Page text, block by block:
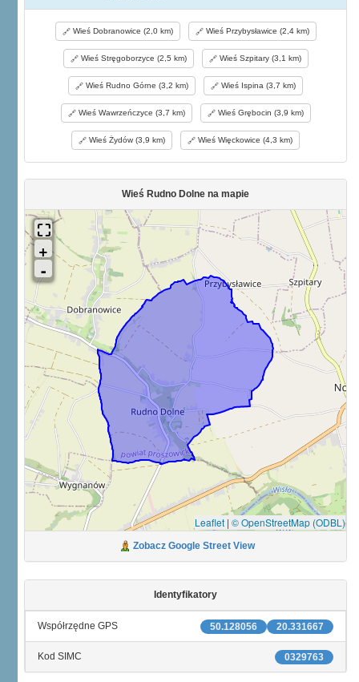
Wieś Dobranowice (2,0 km) Wieś Przybysławice (2,4 km)
Wieś Stręgoborzyce (2,5 km) Wieś Szpitary (3,1 km)
Wieś Rudno Górne (3,2 km) Wieś Ispina (3,7 km)
Wieś Wawrzeńczyce (3,7 km) Wieś Grębocin (3,9 km)
Wieś Żydów (3,9 km) Wieś Więckowice (4,3 km)
Wieś Rudno Dolne na mapie
Leaflet | © OpenStreetMap (ODBL)
Zobacz Google Street View
Identyfikatory
20.331667
50.128056
Współrzędne GPS
0329763
Kod SIMC